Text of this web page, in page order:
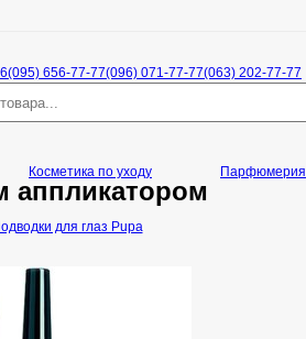
(095) 656-77-77(096) 071-77-77(063) 202-77-77
аппликатором
для глаз Pupa
Косметика по уходу Парфюмерия